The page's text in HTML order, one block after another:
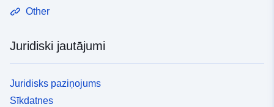
Other
Juridiski jautājumi
Juridisks paziņojums
Sīkdatnes